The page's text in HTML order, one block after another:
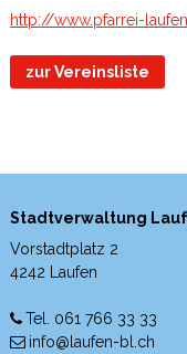
http://www.pfarrei-
zur Vereinsliste
Stadtverwaltung
Vorstadtplatz 2
4242 Laufen
Tel. 061 766 33 33
info@laufen-bl.ch